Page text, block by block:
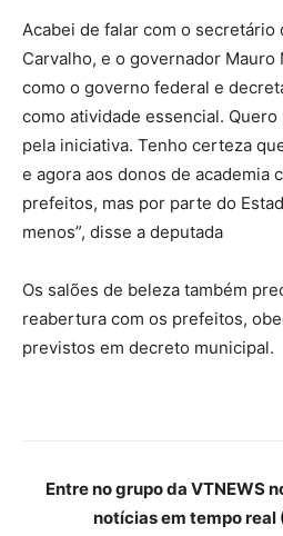
Acabei de falar com o secretário
Carvalho, e o governador
como o governo federal e
como atividade essencial.
pela iniciativa. Tenho certeza
e agora aos donos de academia
prefeitos, mas por parte do
menos”, disse a deputada
Os salões de beleza também
reabertura com os prefeitos,
previstos em decreto municipal.
Entre no grupo da VTNEWS
notícias em tempo real